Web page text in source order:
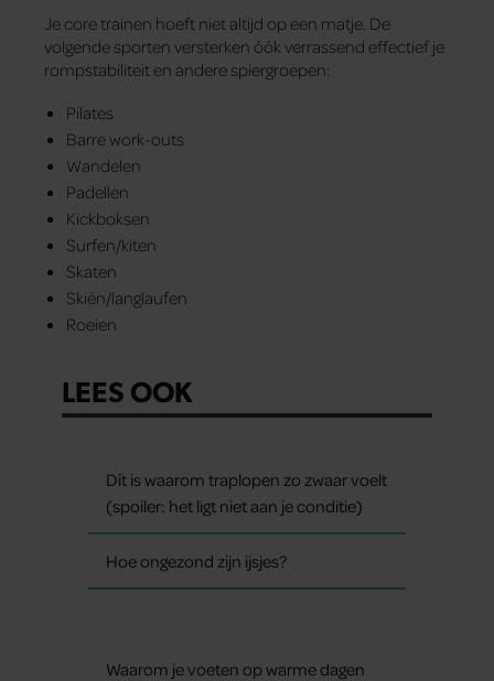
Je core trainen hoeft niet altijd op een matje. De
volgende sporten versterken óók verrassend effectief je
rompstabiliteit en andere spiergroepen:
Pilates
Barre work-outs
Wandelen
Padellen
Kickboksen
Surfen/kiten
Skaten
Skiën/langlaufen
Roeien
LEES OOK
Dít is waarom traplopen zo zwaar voelt
(spoiler: het ligt niet aan je conditie)
Hoe ongezond zijn ijsjes?
Waarom je voeten op warme dagen